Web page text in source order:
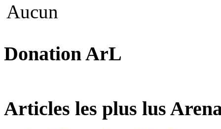
Aucun
Donation ArL
Articles les plus lus